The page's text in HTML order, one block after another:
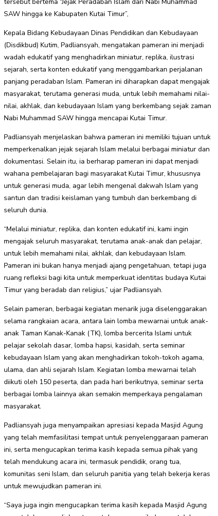
SAW hingga ke Kabupaten Kutai Timur”,
Kepala Bidang Kebudayaan Dinas Pendidikan dan Kebudayaan
(Disdikbud) Kutim, Padliansyah, mengatakan pameran ini menjadi
wadah edukatif yang menghadirkan miniatur, replika, ilustrasi
sejarah, serta konten edukatif yang menggambarkan perjalanan
panjang peradaban Islam. Pameran ini diharapkan dapat mengajak
masyarakat, terutama generasi muda, untuk lebih memahami nilai-
nilai, akhlak, dan kebudayaan Islam yang berkembang sejak zaman
Nabi Muhammad SAW hingga mencapai Kutai Timur.
Padliansyah menjelaskan bahwa pameran ini memiliki tujuan untuk
memperkenalkan jejak sejarah Islam melalui berbagai miniatur dan
dokumentasi. Selain itu, ia berharap pameran ini dapat menjadi
wahana pembelajaran bagi masyarakat Kutai Timur, khususnya
untuk generasi muda, agar lebih mengenal dakwah Islam yang
santun dan tradisi keislaman yang tumbuh dan berkembang di
seluruh dunia.
“Melalui miniatur, replika, dan konten edukatif ini, kami ingin
mengajak seluruh masyarakat, terutama anak-anak dan pelajar,
untuk lebih memahami nilai, akhlak, dan kebudayaan Islam.
Pameran ini bukan hanya menjadi ajang pengetahuan, tetapi juga
ruang refleksi bagi kita untuk memperkuat identitas budaya Kutai
Timur yang beradab dan religius,” ujar Padliansyah.
Selain pameran, berbagai kegiatan menarik juga diselenggarakan
selama rangkaian acara, antara lain lomba mewarnai untuk anak-
anak Taman Kanak-Kanak (TK), lomba bercerita Islami untuk
pelajar sekolah dasar, lomba hapsi, kasidah, serta seminar
kebudayaan Islam yang akan menghadirkan tokoh-tokoh agama,
ulama, dan ahli sejarah Islam. Kegiatan lomba mewarnai telah
diikuti oleh 150 peserta, dan pada hari berikutnya, seminar serta
berbagai lomba lainnya akan semakin memperkaya pengalaman
masyarakat.
Padliansyah juga menyampaikan apresiasi kepada Masjid Agung
yang telah memfasilitasi tempat untuk penyelenggaraan pameran
ini, serta mengucapkan terima kasih kepada semua pihak yang
telah mendukung acara ini, termasuk pendidik, orang tua,
komunitas seni Islam, dan seluruh panitia yang telah bekerja keras
untuk mewujudkan pameran ini.
“Saya juga ingin mengucapkan terima kasih kepada Masjid Agung